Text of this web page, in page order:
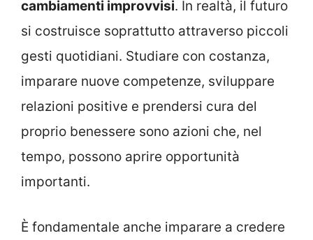
cambiamenti improvvisi. In realtà, il futuro
si costruisce soprattutto attraverso piccoli
gesti quotidiani. Studiare con costanza,
imparare nuove competenze, sviluppare
relazioni positive e prendersi cura del
proprio benessere sono azioni che, nel
tempo, possono aprire opportunità
importanti.
È fondamentale anche imparare a credere